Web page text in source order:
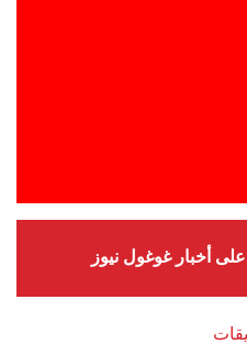
على أخبار غوغول نيوز